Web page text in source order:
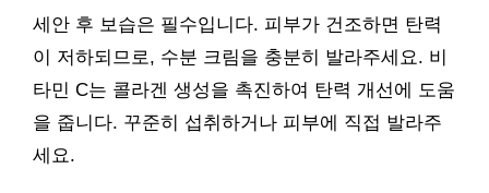
세안 후 보습은 필수입니다. 피부가 건조하면 탄력
이 저하되므로, 수분 크림을 충분히 발라주세요. 비
타민 C는 콜라겐 생성을 촉진하여 탄력 개선에 도움
을 줍니다. 꾸준히 섭취하거나 피부에 직접 발라주
세요.